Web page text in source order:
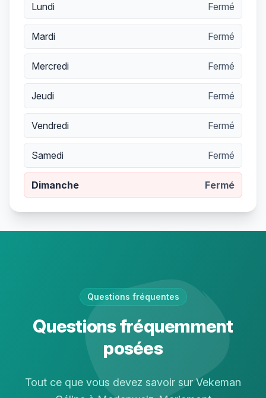
Lundi Fermé
Mardi Fermé
Mercredi Fermé
Jeudi Fermé
Vendredi Fermé
Samedi Fermé
Dimanche Fermé
Questions fréquentes
Questions fréquemment
posées
Tout ce que vous devez savoir sur Vekeman